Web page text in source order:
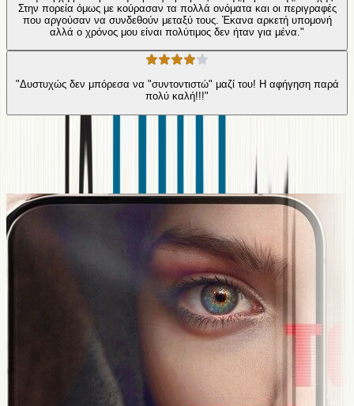
Στην πορεία όμως με κούρασαν τα πολλά ονόματα και οι περιγραφές
που αργούσαν να συνδεθούν μεταξύ τους. Έκανα αρκετή υπομονή
αλλά ο χρόνος μου είναι πολύτιμος δεν ήταν για μένα."
"Δυστυχώς δεν μπόρεσα να "συντοντιστώ" μαζί του! Η αφήγηση παρά
πολύ καλή!!!"
Ίδιος Αφηγητής